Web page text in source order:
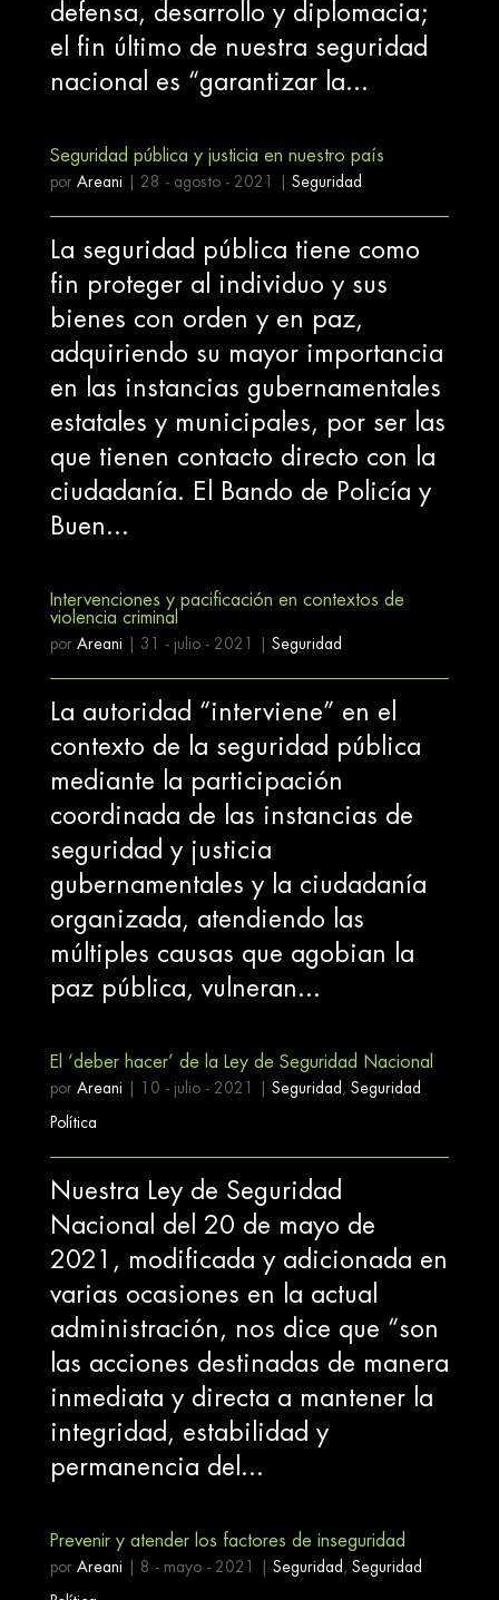
defensa, desarrollo y diplomacia;
el fin último de nuestra seguridad
nacional es “garantizar la...
Seguridad pública y justicia en nuestro país
por Areani 28 - agosto - 2021 Seguridad
La seguridad pública tiene como
fin proteger al individuo y sus
bienes con orden y en paz,
adquiriendo su mayor importancia
en las instancias gubernamentales
estatales y municipales, por ser las
que tienen contacto directo con la
ciudadanía. El Bando de Policía y
Buen...
Intervenciones y pacificación en contextos de
violencia criminal
por Areani 31 - julio - 2021 Seguridad
La autoridad “interviene” en el
contexto de la seguridad pública
mediante la participación
coordinada de las instancias de
seguridad y justicia
gubernamentales y la ciudadanía
organizada, atendiendo las
múltiples causas que agobian la
paz pública, vulneran...
El ‘deber hacer’ de la Ley de Seguridad Nacional
por Areani 10 - julio - 2021 Seguridad , Seguridad
Política
Nuestra Ley de Seguridad
Nacional del 20 de mayo de
2021, modificada y adicionada en
varias ocasiones en la actual
administración, nos dice que “son
las acciones destinadas de manera
inmediata y directa a mantener la
integridad, estabilidad y
permanencia del...
Prevenir y atender los factores de inseguridad
por Areani 8 - mayo - 2021 Seguridad , Seguridad